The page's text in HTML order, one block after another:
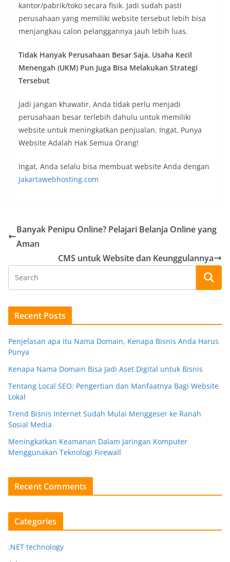
kantor/pabrik/toko secara fisik. Jadi sudah pasti
perusahaan yang memiliki website tersebut lebih bisa
menjangkau calon pelanggannya jauh lebih luas.
Tidak Hanyak Perusahaan Besar Saja, Usaha Kecil
Menengah (UKM) Pun Juga Bisa Melakukan Strategi
Tersebut
Jadi jangan khawatir, Anda tidak perlu menjadi
perusahaan besar terlebih dahulu untuk memiliki
website untuk meningkatkan penjualan. Ingat, Punya
Website Adalah Hak Semua Orang!
Ingat, Anda selalu bisa membuat website Anda dengan
Jakartawebhosting.com
Banyak Penipu Online? Pelajari Belanja Online yang
Aman
CMS untuk Website dan Keunggulannya
Recent Posts
Penjelasan apa itu Nama Domain, Kenapa Bisnis Anda Harus
Punya
Kenapa Nama Domain Bisa Jadi Aset Digital untuk Bisnis
Tentang Local SEO: Pengertian dan Manfaatnya Bagi Website
Lokal
Trend Bisnis Internet Sudah Mulai Menggeser ke Ranah
Sosial Media
Meningkatkan Keamanan Dalam Jaringan Komputer
Menggunakan Teknologi Firewall
Recent Comments
Categories
.NET technology